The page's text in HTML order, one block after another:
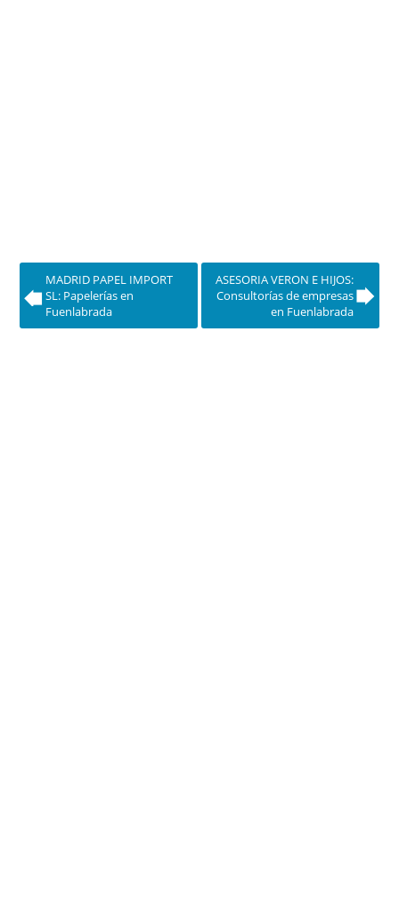
MADRID PAPEL IMPORT
SL: Papelerías en
Fuenlabrada
ASESORIA VERON E HIJOS:
Consultorías de empresas
en Fuenlabrada